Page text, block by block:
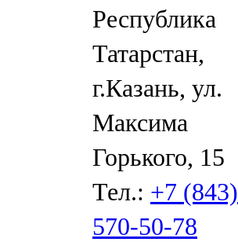
Республика
Татарстан,
г.Казань, ул.
Максима
Горького, 15
Тел.: +7 (843)
570-50-78